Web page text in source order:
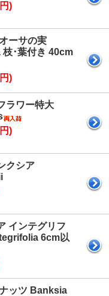
)
ーサの実
･葉付き 40cm
)
ラワー特大
)
クシア
インテグリフ
6cm以
ッツ Banksia